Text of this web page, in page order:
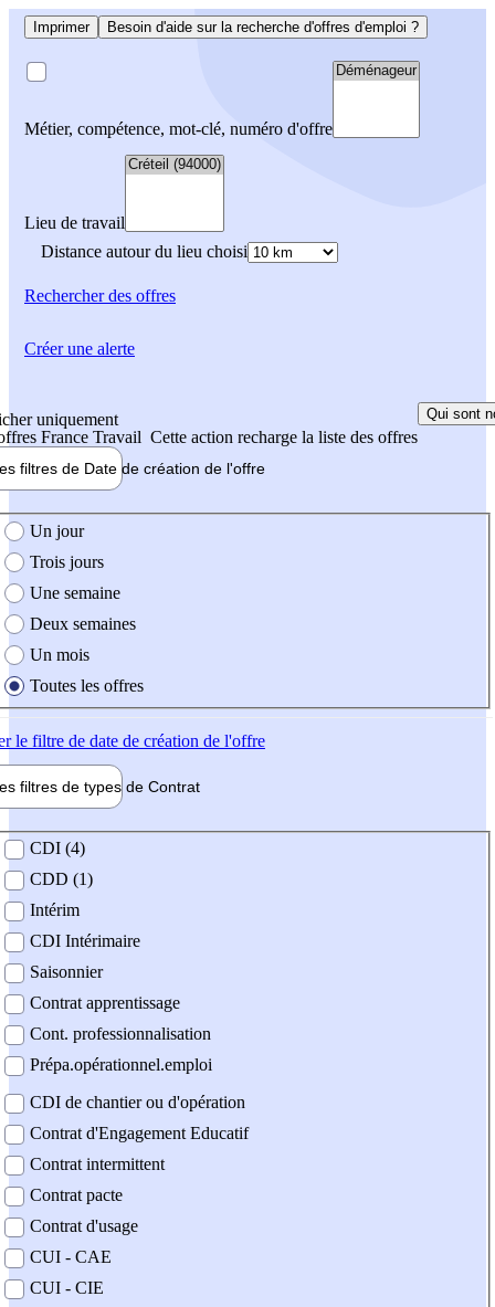
Imprimer Besoin d'aide sur la recherche d'offres d'emploi ?
Métier, compétence, mot-clé, numéro d'offre
Lieu de travail
Distance autour du lieu choisi
Rechercherdes offres
uniquement
France Travail Cette action recharge la liste des offres
Qui sont
filtres de Date de création de l'offre
création de l'offre
Un jour
Trois jours
Une semaine
Deux semaines
Un mois
Toutes les offres
le filtre de date de création de l'offre
filtres de types de Contrat
contrat
CDI (4)
CDD (1)
Intérim
CDI Intérimaire
Saisonnier
Contrat apprentissage
Cont. professionnalisation
Prépa.opérationnel.emploi
CDI de chantier ou d'opération
Contrat d'Engagement Educatif
Contrat intermittent
Contrat pacte
Contrat d'usage
CUI - CAE
CUI - CIE
Créer une alerte